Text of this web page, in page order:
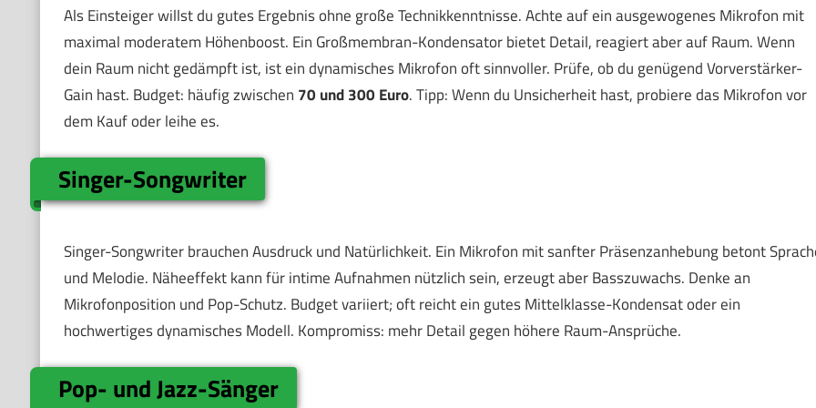
Als Einsteiger willst du gutes Ergebnis ohne große Technikkenntnisse. Achte auf ein ausgewogenes Mikrofon mit
maximal moderatem Höhenboost. Ein Großmembran-Kondensator bietet Detail, reagiert aber auf Raum. Wenn
dein Raum nicht gedämpft ist, ist ein dynamisches Mikrofon oft sinnvoller. Prüfe, ob du genügend Vorverstärker-
Gain hast. Budget: häufig zwischen 70 und 300 Euro. Tipp: Wenn du Unsicherheit hast, probiere das Mikrofon vor
dem Kauf oder leihe es.
Singer-Songwriter
Singer-Songwriter brauchen Ausdruck und Natürlichkeit. Ein Mikrofon mit sanfter Präsenzanhebung betont
und Melodie. Näheeffekt kann für intime Aufnahmen nützlich sein, erzeugt aber Basszuwachs. Denke an
Mikrofonposition und Pop-Schutz. Budget variiert; oft reicht ein gutes Mittelklasse-Kondensat oder ein
hochwertiges dynamisches Modell. Kompromiss: mehr Detail gegen höhere Raum-Ansprüche.
Pop- und Jazz-Sänger